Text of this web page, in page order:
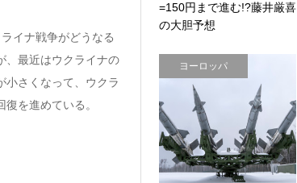
イナ戦争がどうなる
、最近はウクライナの
小さくなって、ウクラ
を進めている。
=150円まで進む!?藤井厳喜
の大胆予想
ヨーロッパ